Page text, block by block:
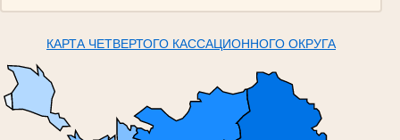
КАРТА ЧЕТВЕРТОГО КАССАЦИОННОГО ОКРУГА